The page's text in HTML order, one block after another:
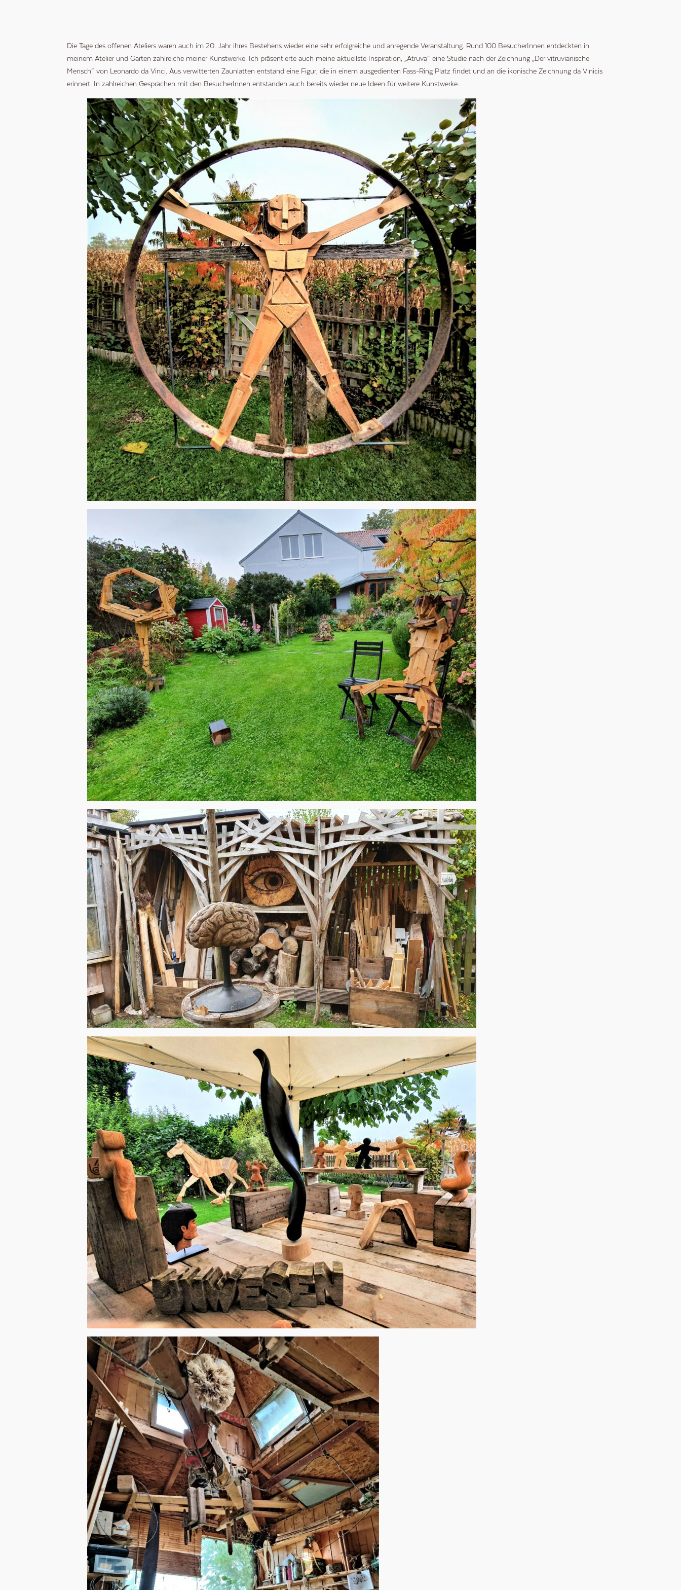
Die Tage des offenen Ateliers waren auch im 20. Jahr ihres Bestehens wieder eine sehr erfolgreiche und anregende Veranstaltung. Rund 100 BesucherInnen entdeckten in
meinem Atelier und Garten zahlreiche meiner Kunstwerke. Ich präsentierte auch meine aktuellste Inspiration, „Atruva“ eine Studie nach der Zeichnung „Der vitruvianische
Mensch“ von Leonardo da Vinci. Aus verwitterten Zaunlatten entstand eine Figur, die in einem ausgedienten Fass-Ring Platz findet und an die ikonische Zeichnung da Vinicis
erinnert. In zahlreichen Gesprächen mit den BesucherInnen entstanden auch bereits wieder neue Ideen für weitere Kunstwerke.